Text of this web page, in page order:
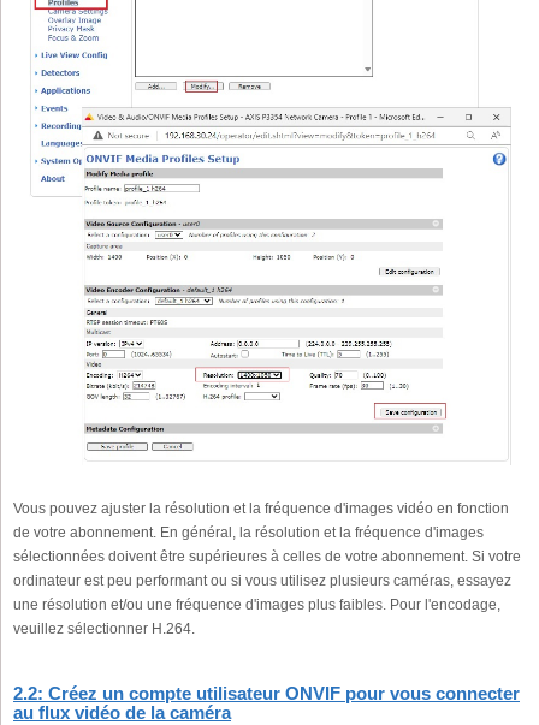
Vous pouvez ajuster la résolution et la fréquence d'images vidéo en fonction
de votre abonnement. En général, la résolution et la fréquence d'images
sélectionnées doivent être supérieures à celles de votre abonnement. Si votre
ordinateur est peu performant ou si vous utilisez plusieurs caméras, essayez
une résolution et/ou une fréquence d'images plus faibles. Pour l'encodage,
veuillez sélectionner H.264.
2.2: Créez un compte utilisateur ONVIF pour vous connecter
au flux vidéo de la caméra